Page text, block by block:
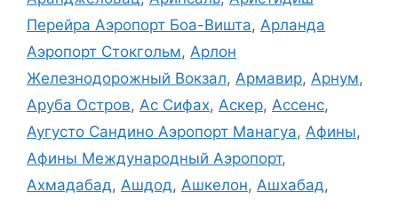
Перейра Аэропорт Боа-Вишта, Арланда
Аэропорт Стокгольм, Арлон
Железнодорожный Вокзал, Армавир, Арнум,
Аруба Остров, Ас Сифах, Аскер, Ассенс,
Аугусто Сандино Аэропорт Манагуа, Афины,
Афины Международный Аэропорт,
Ахмадабад, Ашдод, Ашкелон, Ашхабад,